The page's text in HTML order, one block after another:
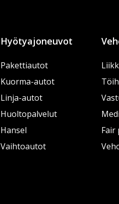
Hyötyajoneuvot
Pakettiautot
Kuorma-autot
Linja-autot
Huoltopalvelut
Hansel
Vaihtoautot
Fair